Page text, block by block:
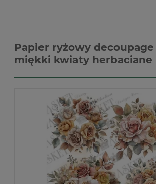
Papier ryżowy
miękki kwiaty herbaciane